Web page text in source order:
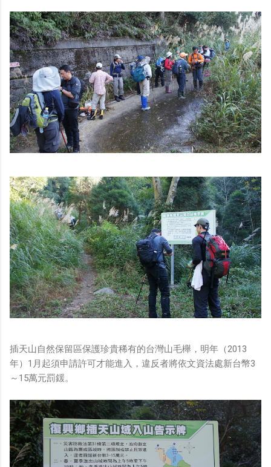
插天山自然保留區保護珍貴稀有的台灣山毛櫸，明年（2013
年）1月起須申請許可才能進入，違反者將依文資法處新台幣3
～15萬元罰鍰。